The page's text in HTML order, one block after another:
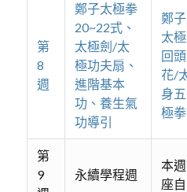
第
8
週
鄭子太極拳
20~22式、
太極劍/太
極功夫扇、
進階基本
功、養生氣
功導引
鄭
太
回
花/
身
極
第
9
永續學程週
本
座